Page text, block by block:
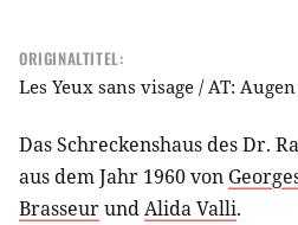
ORIGINALTITEL:
Les Yeux sans visage / AT:
Das Schreckenshaus des Dr.
aus dem Jahr 1960 von
BrasseurundAlida Valli.